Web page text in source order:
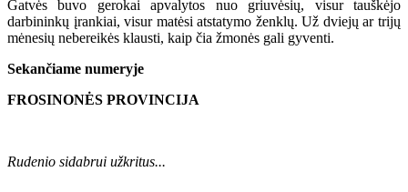
Gatvės buvo gerokai apvalytos nuo griuvėsių, visur tauškėjo
darbininkų įrankiai, visur matėsi atstatymo ženklų. Už dviejų ar trijų
mėnesių nebereikės klausti, kaip čia žmonės gali gyventi.
Sekančiame numeryje
FROSINONĖS PROVINCIJA
Rudenio sidabrui užkritus...